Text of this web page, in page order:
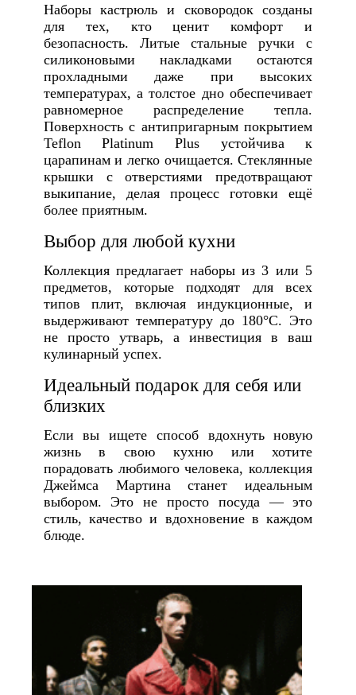
Наборы кастрюль и сковородок созданы
для тех, кто ценит комфорт и
безопасность. Литые стальные ручки с
силиконовыми накладками остаются
прохладными даже при высоких
температурах, а толстое дно обеспечивает
равномерное распределение тепла.
Поверхность с антипригарным покрытием
Teflon Platinum Plus устойчива к
царапинам и легко очищается. Стеклянные
крышки с отверстиями предотвращают
выкипание, делая процесс готовки ещё
более приятным.
Выбор для любой кухни
Коллекция предлагает наборы из 3 или 5
предметов, которые подходят для всех
типов плит, включая индукционные, и
выдерживают температуру до 180°C. Это
не просто утварь, а инвестиция в ваш
кулинарный успех.
Идеальный подарок для себя или
близких
Если вы ищете способ вдохнуть новую
жизнь в свою кухню или хотите
порадовать любимого человека, коллекция
Джеймса Мартина станет идеальным
выбором. Это не просто посуда — это
стиль, качество и вдохновение в каждом
блюде.